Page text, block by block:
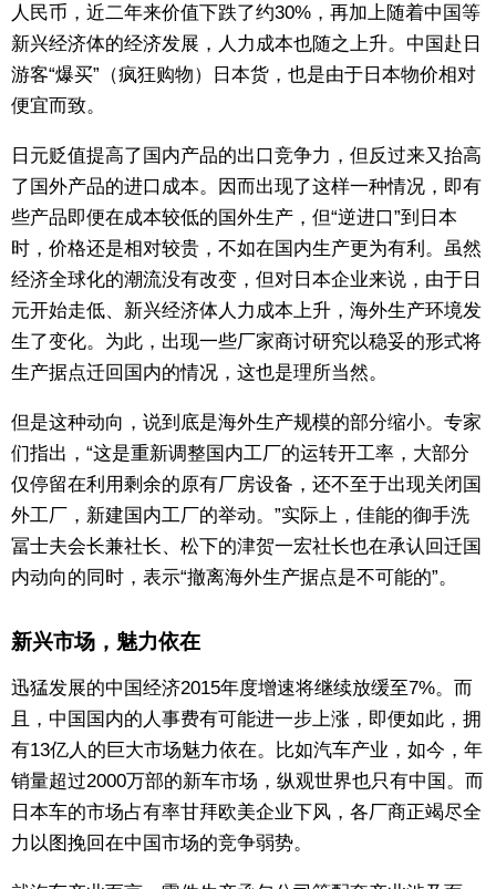
人民币，近二年来价值下跌了约30%，再加上随着中国等
新兴经济体的经济发展，人力成本也随之上升。中国赴日
游客“爆买”（疯狂购物）日本货，也是由于日本物价相对
便宜而致。
日元贬值提高了国内产品的出口竞争力，但反过来又抬高
了国外产品的进口成本。因而出现了这样一种情况，即有
些产品即便在成本较低的国外生产，但“逆进口”到日本
时，价格还是相对较贵，不如在国内生产更为有利。虽然
经济全球化的潮流没有改变，但对日本企业来说，由于日
元开始走低、新兴经济体人力成本上升，海外生产环境发
生了变化。为此，出现一些厂家商讨研究以稳妥的形式将
生产据点迁回国内的情况，这也是理所当然。
但是这种动向，说到底是海外生产规模的部分缩小。专家
们指出，“这是重新调整国内工厂的运转开工率，大部分
仅停留在利用剩余的原有厂房设备，还不至于出现关闭国
外工厂，新建国内工厂的举动。”实际上，佳能的御手洗
冨士夫会长兼社长、松下的津贺一宏社长也在承认回迁国
内动向的同时，表示“撤离海外生产据点是不可能的”。
新兴市场，魅力依在
迅猛发展的中国经济2015年度增速将继续放缓至7%。而
且，中国国内的人事费有可能进一步上涨，即便如此，拥
有13亿人的巨大市场魅力依在。比如汽车产业，如今，年
销量超过2000万部的新车市场，纵观世界也只有中国。而
日本车的市场占有率甘拜欧美企业下风，各厂商正竭尽全
力以图挽回在中国市场的竞争弱势。